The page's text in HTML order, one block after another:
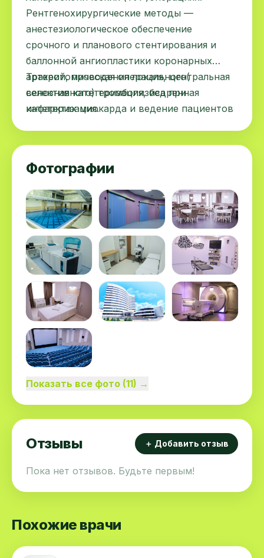
Рентгенохирургические методы —
анестезиологическое обеспечение
срочного и планового стентирования и
баллонной ангиопластики коронарных
артерий, проводения локального(
селективного) тромболизиса при
инфарктах миокарда и ведение пациентов
Трахеотомическая операция, центральная
венозная катетеризация, бедренная
катетеризация.
Фотографии
Показать все фото (11) →
Отзывы ＋ Добавить отзыв
Пока нет отзывов. Будьте первым!
Похожие врачи